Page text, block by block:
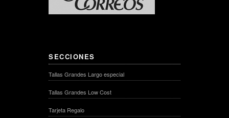
SECCIONES
Tallas Grandes Largo especial
Tallas Grandes Low Cost
Tarjeta Regalo